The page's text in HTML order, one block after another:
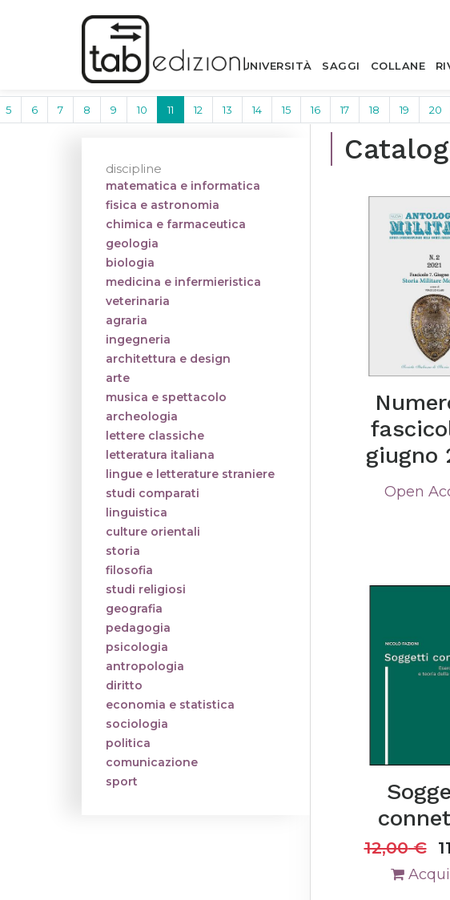
UNIVERSITÀ SAGGI COLLANE
5 6 7 8 9 10 11 12 13 14 15 16 17 18 19 20
discipline
matematica e informatica
fisica e astronomia
chimica e farmaceutica
geologia
biologia
medicina e infermieristica
veterinaria
agraria
ingegneria
architettura e design
arte
musica e spettacolo
archeologia
lettere classiche
letteratura italiana
lingue e letterature straniere
studi comparati
linguistica
culture orientali
storia
filosofia
studi religiosi
geografia
pedagogia
psicologia
antropologia
diritto
economia e statistica
sociologia
politica
comunicazione
sport
giugno
Open
12,00€